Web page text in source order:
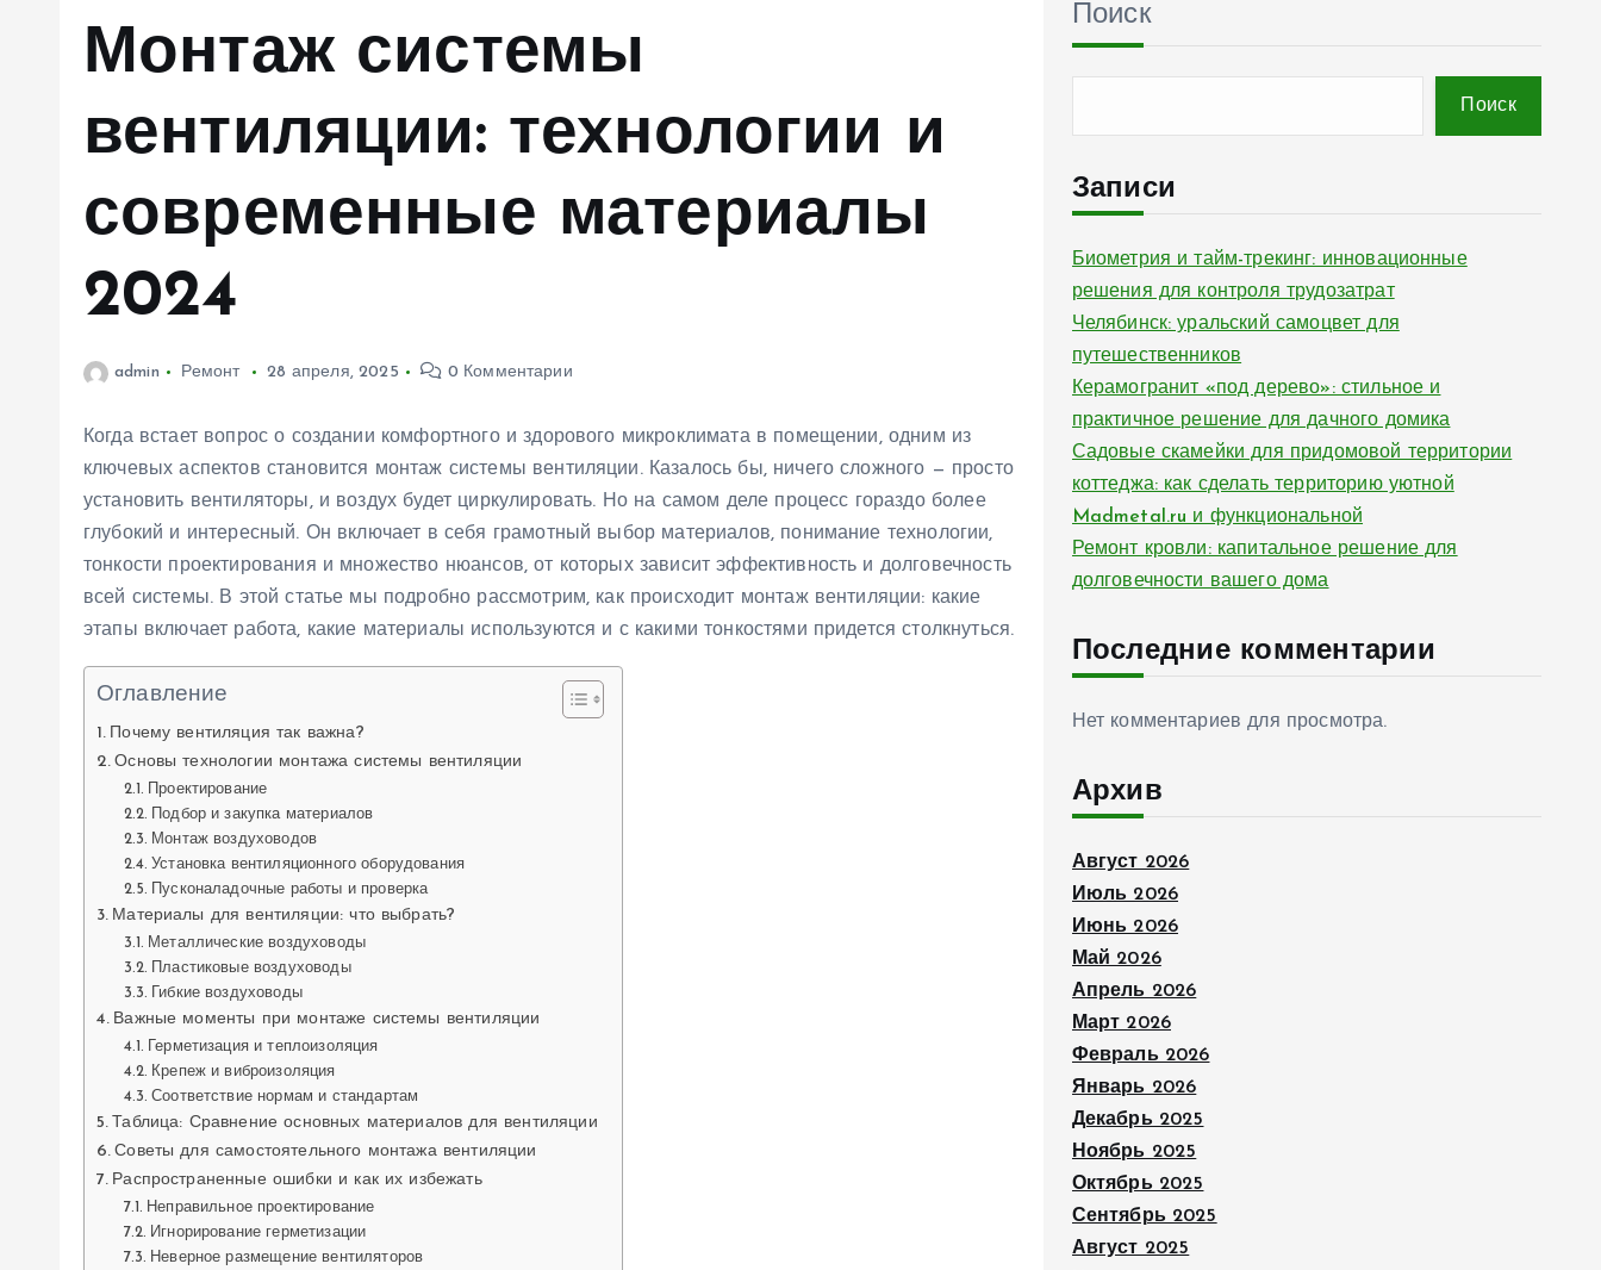
Монтаж системы
вентиляции: технологии и
современные материалы
2024
admin Ремонт 28 апреля, 2025 0 Комментарии
Когда встает вопрос о создании комфортного и здорового микроклимата в помещении, одним из
ключевых аспектов становится монтаж системы вентиляции. Казалось бы, ничего сложного — просто
установить вентиляторы, и воздух будет циркулировать. Но на самом деле процесс гораздо более
глубокий и интересный. Он включает в себя грамотный выбор материалов, понимание технологии,
тонкости проектирования и множество нюансов, от которых зависит эффективность и долговечность
всей системы. В этой статье мы подробно рассмотрим, как происходит монтаж вентиляции: какие
этапы включает работа, какие материалы используются и с какими тонкостями придется столкнуться.
Оглавление
Почему вентиляция так важна?
Основы технологии монтажа системы вентиляции
Проектирование
Подбор и закупка материалов
Монтаж воздуховодов
Установка вентиляционного оборудования
Пусконаладочные работы и проверка
Материалы для вентиляции: что выбрать?
Металлические воздуховоды
Пластиковые воздуховоды
Гибкие воздуховоды
Важные моменты при монтаже системы вентиляции
Герметизация и теплоизоляция
Крепеж и виброизоляция
Соответствие нормам и стандартам
Таблица: Сравнение основных материалов для вентиляции
Советы для самостоятельного монтажа вентиляции
Распространенные ошибки и как их избежать
Неправильное проектирование
Игнорирование герметизации
Неверное размещение вентиляторов
Поиск
Поиск
Записи
Биометрия и тайм-трекинг: инновационные
решения для контроля трудозатрат
Челябинск: уральский самоцвет для
путешественников
Керамогранит «под дерево»: стильное и
практичное решение для дачного домика
Садовые скамейки для придомовой территории
коттеджа: как сделать территорию уютной
Madmetal.ru и функциональной
Ремонт кровли: капитальное решение для
долговечности вашего дома
Последние комментарии
Нет комментариев для просмотра.
Архив
Август 2026
Июль 2026
Июнь 2026
Май 2026
Апрель 2026
Март 2026
Февраль 2026
Январь 2026
Декабрь 2025
Ноябрь 2025
Октябрь 2025
Сентябрь 2025
Август 2025